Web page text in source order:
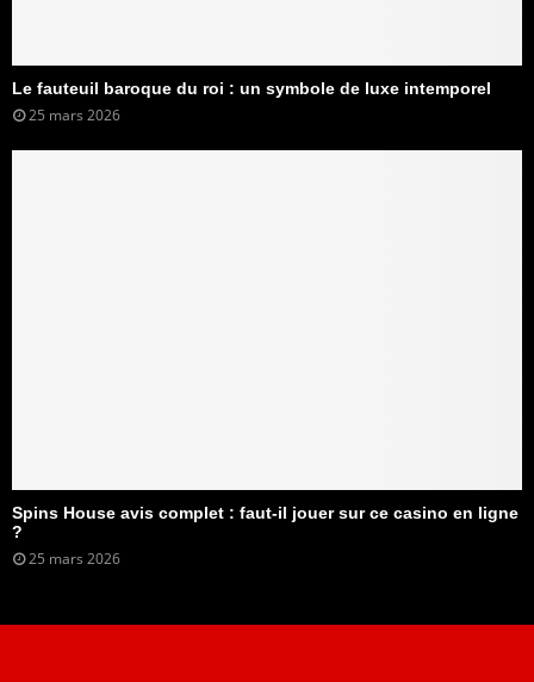
Le fauteuil baroque du roi : un symbole de luxe intemporel
25 mars 2026
Spins House avis complet : faut-il jouer sur ce casino en ligne
?
25 mars 2026